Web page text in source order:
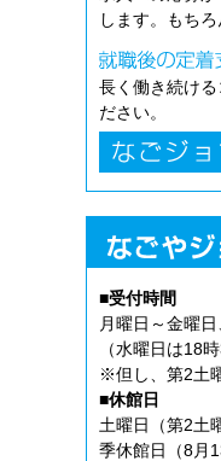
します。もち
長く働き続け
ださい。
■受付時間
月曜日～金曜
（水曜日は18
※但し、第2土
■休館日
土曜日（第2土
季休館日（8月